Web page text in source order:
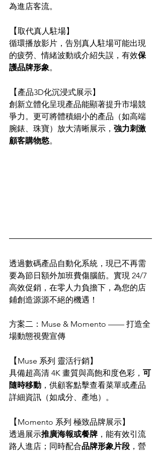
為進店客流。
【取代真人駐場】
循環播放影片，告別真人駐場可能出現
的疲勞、情緒波動或介紹失誤，有效保
護品牌形象。
【 產品3D化沉浸式展示】
創新立體化呈現產品能顯著提升市場競
爭力。更可將體積細小的產品（如高端
腕錶、珠寶）放大清晰展示， 強力刺激
顧客購物慾。
透過數碼產品自動化系統，現已不再需
要為節日額外加班費傷腦筋。實現 24/7
高效促銷，在零人力負擔下，為您的店
鋪創造源源不絕的機遇！
方案二：Muse & Momento —— 打造全
場動態視覺宣傳
【 Muse 系列 靈活行銷】
具備超高清 4K 畫質與高飽和度色彩， 可
隨時移動 ，供顧客點擊查看菜單或產品
詳細資訊（如成分、產地）。
【 Momento 系列 極致品牌展示】
透過展示推廣海報或餐牌 ，能有效引流
路人進店；同時配合品牌形象片段 ，營